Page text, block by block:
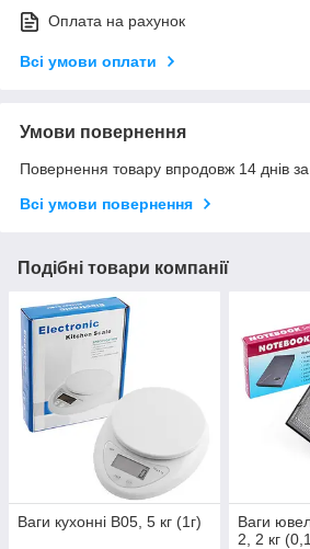
Оплата на рахунок
Всі умови оплати
Умови повернення
Повернення товару впродовж 14 днів
Всі умови повернення
Подібні товари компанії
Ваги кухонні B05, 5 кг (1г)
Ваги
2, 2 кг